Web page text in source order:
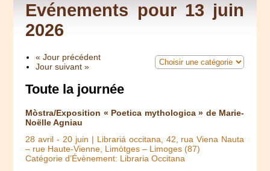
Evénements pour 13 juin
2026
« Jour précédent
Jour suivant »
Toute la journée
Mòstra/Exposition « Poetica mythologica » de Marie-
Noëlle Agniau
28 avril -20 juin | Librariá occitana, 42, rua Viena Nauta
– rue Haute-Vienne, Limòtges – Limoges (87)
Catégorie d’Évènement: Libraria Occitana